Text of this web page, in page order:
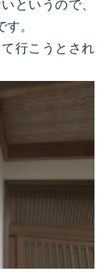
というので、
。
行こうとされ